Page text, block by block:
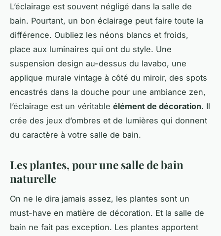
L’éclairage est souvent négligé dans la salle de
bain. Pourtant, un bon éclairage peut faire toute la
différence. Oubliez les néons blancs et froids,
place aux luminaires qui ont du style. Une
suspension design au-dessus du lavabo, une
applique murale vintage à côté du miroir, des spots
encastrés dans la douche pour une ambiance zen,
l’éclairage est un véritable élément de décoration. Il
crée des jeux d’ombres et de lumières qui donnent
du caractère à votre salle de bain.
Les plantes, pour une salle de bain
naturelle
On ne le dira jamais assez, les plantes sont un
must-have en matière de décoration. Et la salle de
bain ne fait pas exception. Les plantes apportent